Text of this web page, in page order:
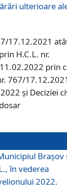
ulterioare
17.12.2021
H.C.L. nr.
prin
767/
și Deciziei
Brașov
în vederea
2022.